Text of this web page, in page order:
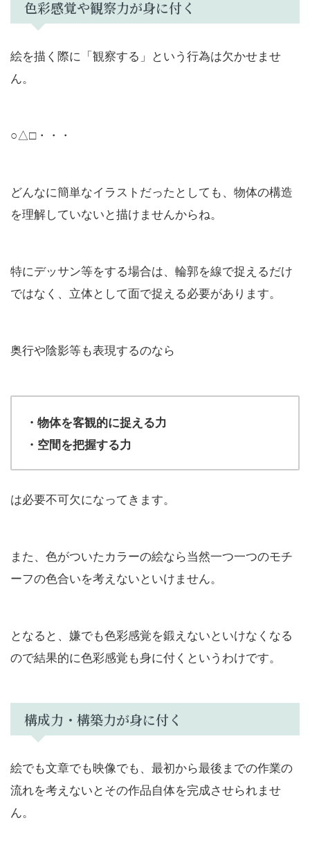
色彩感覚や観察力が身に付く
絵を描く際に「観察する」という行為は欠かせませ
ん。
○△□・・・
どんなに簡単なイラストだったとしても、物体の構造
を理解していないと描けませんからね。
特にデッサン等をする場合は、輪郭を線で捉えるだけ
ではなく、立体として面で捉える必要があります。
奥行や陰影等も表現するのなら
・物体を客観的に捉える力
・空間を把握する力
は必要不可欠になってきます。
また、色がついたカラーの絵なら当然一つ一つのモチ
ーフの色合いを考えないといけません。
となると、嫌でも色彩感覚を鍛えないといけなくなる
ので結果的に色彩感覚も身に付くというわけです。
構成力・構築力が身に付く
絵でも文章でも映像でも、最初から最後までの作業の
流れを考えないとその作品自体を完成させられませ
ん。